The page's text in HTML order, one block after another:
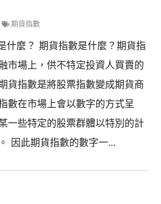
期貨指數
什麼？ 期貨指數是什麼？期貨指
市場上，供不特定投資人買賣的
貨指數是將股票指數變成期貨商
數在市場上會以數字的方式呈
一些特定的股票群體以特別的計
因此期貨指數的數字一...